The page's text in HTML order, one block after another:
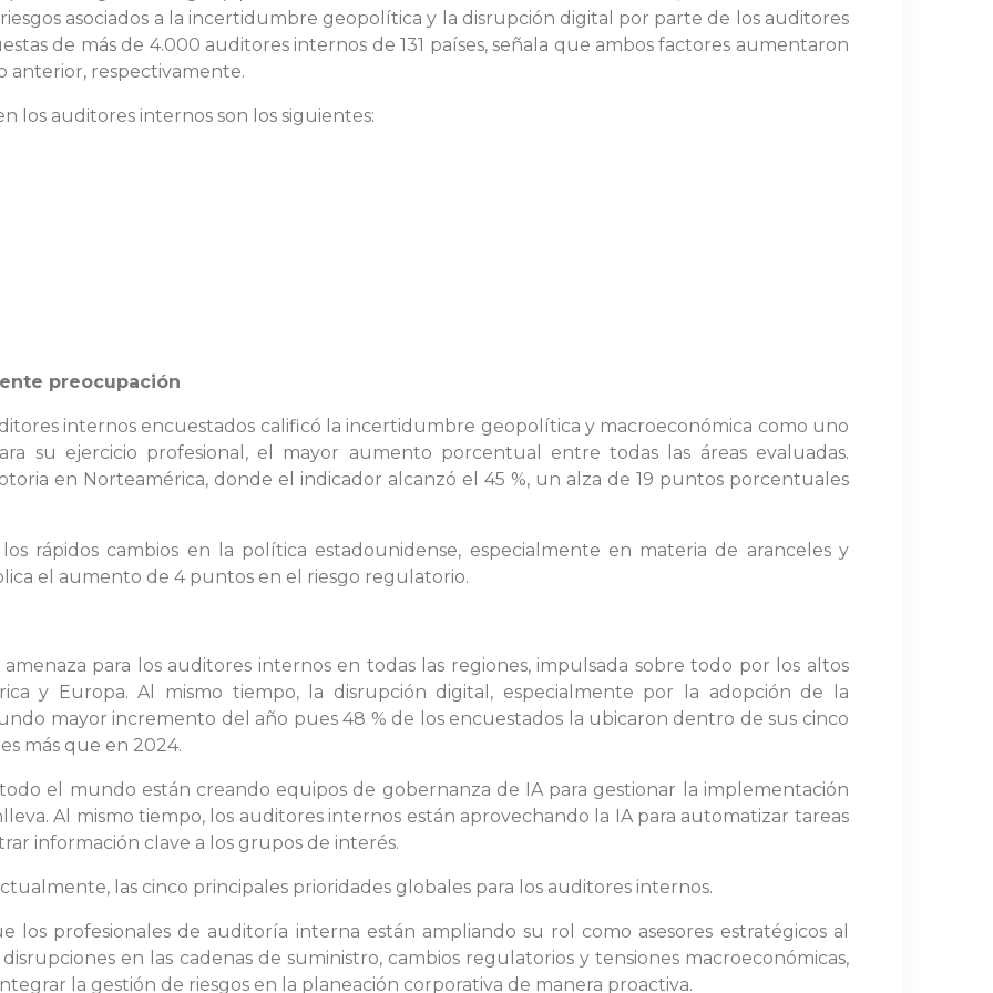
asociados a la incertidumbre geopolítica y la disrupción digital por parte de los auditores
de más de 4.000 auditores internos de 131 países, señala que ambos factores aumentaron
anterior, respectivamente.
los auditores internos son los siguientes:
preocupación
internos encuestados calificó la incertidumbre geopolítica y macroeconómica como uno
su ejercicio profesional, el mayor aumento porcentual entre todas las áreas evaluadas.
en Norteamérica, donde el indicador alcanzó el 45 %, un alza de 19 puntos porcentuales
rápidos cambios en la política estadounidense, especialmente en materia de aranceles y
el aumento de 4 puntos en el riesgo regulatorio.
para los auditores internos en todas las regiones, impulsada sobre todo por los altos
y Europa. Al mismo tiempo, la disrupción digital, especialmente por la adopción de la
mayor incremento del año pues 48 % de los encuestados la ubicaron dentro de sus cinco
más que en 2024.
el mundo están creando equipos de gobernanza de IA para gestionar la implementación
Al mismo tiempo, los auditores internos están aprovechando la IA para automatizar tareas
información clave a los grupos de interés.
las cinco principales prioridades globales para los auditores internos.
los profesionales de auditoría interna están ampliando su rol como asesores estratégicos al
en las cadenas de suministro, cambios regulatorios y tensiones macroeconómicas,
la gestión de riesgos en la planeación corporativa de manera proactiva.